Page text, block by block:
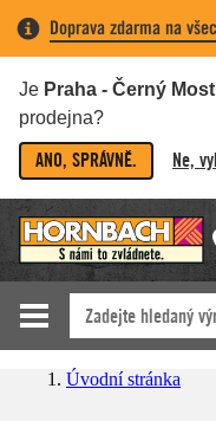
Doprava zdarma na
Je Praha - Černý Most
prodejna?
ANO, SPRÁVNĚ. Ne,
Úvodní stránka